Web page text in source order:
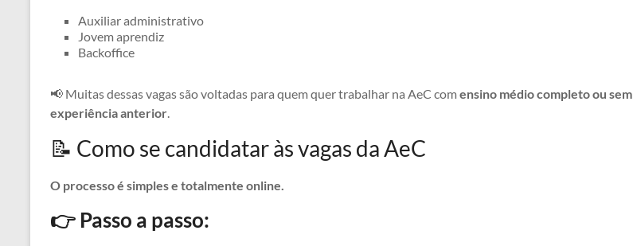
Auxiliar administrativo
Jovem aprendiz
Backoffice
📢 Muitas dessas vagas são voltadas para quem quer trabalhar na AeC comensino médio completo ou sem
experiência anterior.
📝 Como se candidatar às vagas da AeC
O processo é simples e totalmente online.
👉 Passo a passo: